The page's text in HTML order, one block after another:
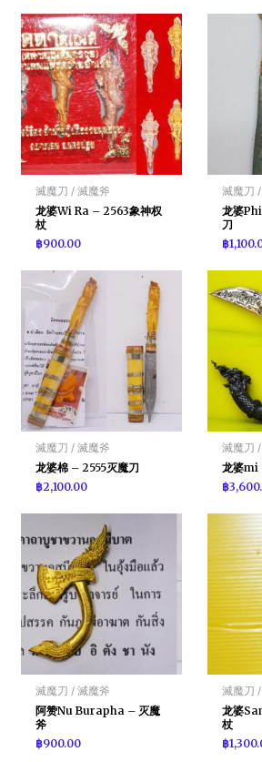
滅魔刀 / 滅魔斧
龙婆Wi Ra – 2563象神权
杖
฿900.00
滅魔刀
龙婆
刀
฿
滅魔刀 / 滅魔斧
龙婆棉 – 2555灭魔刀
฿2,100.00
滅魔刀
龙婆mi
฿
滅魔刀 / 滅魔斧
阿赞Nu Burapha – 灭魔
斧
฿900.00
滅魔刀
龙婆
杖
฿